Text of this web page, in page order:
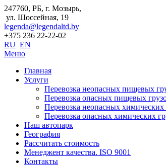
247760, РБ, г. Мозырь,
ул. Шоссейная, 19
legenda@legendaltd.by
+375 236 22-22-02
RU EN
Меню
Главная
Услуги
Перевозка неопасных пищевых
Перевозка опасных пищевых
Перевозка неопасных химических
Перевозка опасных химических
Наш автопарк
География
Рассчитать стоимость
Менеджент качества. ISO 9001
Контакты